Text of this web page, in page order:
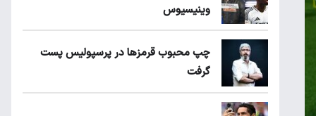
وینیسیوس
چپ محبوب قرمزها در پرسپولیس پست
گرفت